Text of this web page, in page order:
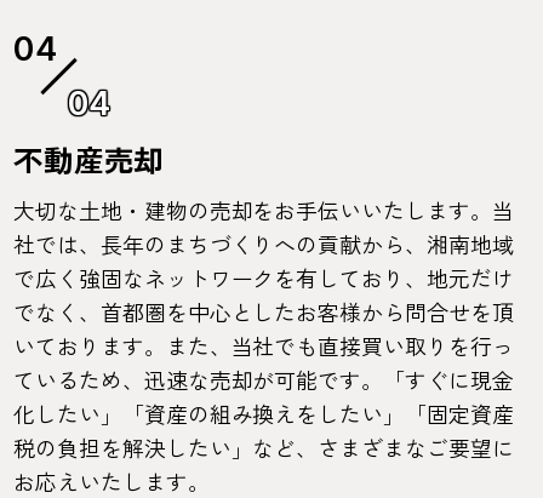
04
不動産売却
大切な土地・建物の売却をお手伝いいたします。当
社では、長年のまちづくりへの貢献から、湘南地域
で広く強固なネットワークを有しており、地元だけ
でなく、首都圏を中心としたお客様から問合せを頂
いております。また、当社でも直接買い取りを行っ
ているため、迅速な売却が可能です。「すぐに現金
化したい」「資産の組み換えをしたい」「固定資産
税の負担を解決したい」など、さまざまなご要望に
お応えいたします。